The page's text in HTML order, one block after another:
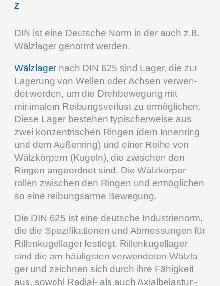
Z
DIN ist eine Deutsche Norm in der auch z.B.
Wälzla­ger genormt werden.
Wälzla­gernach DIN 625 sind Lager, die zur
Lagerung von Wellen oder Achsen verwen­
det werden, um die Drehbe­we­gung mit
minima­lem Reibungs­ver­lust zu ermög­li­chen.
Diese Lager bestehen typischer­weise aus
zwei konzen­tri­schen Ringen (dem Innen­ring
und dem Außen­ring) und einer Reihe von
Wälzkör­pern (Kugeln), die zwischen den
Ringen angeord­net sind. Die Wälzkör­per
rollen zwischen den Ringen und ermög­li­chen
so eine reibungs­arme Bewegung.
Die DIN 625 ist eine deutsche Indus­trie­norm,
die die Spezi­fi­ka­tio­nen und Abmes­sun­gen für
Rillen­ku­gel­la­ger festlegt. Rillen­ku­gel­la­ger
sind die am häufigs­ten verwen­de­ten Wälzla­
ger und zeich­nen sich durch ihre Fähig­keit
aus, sowohl Radial- als auch Axial­be­las­tun­